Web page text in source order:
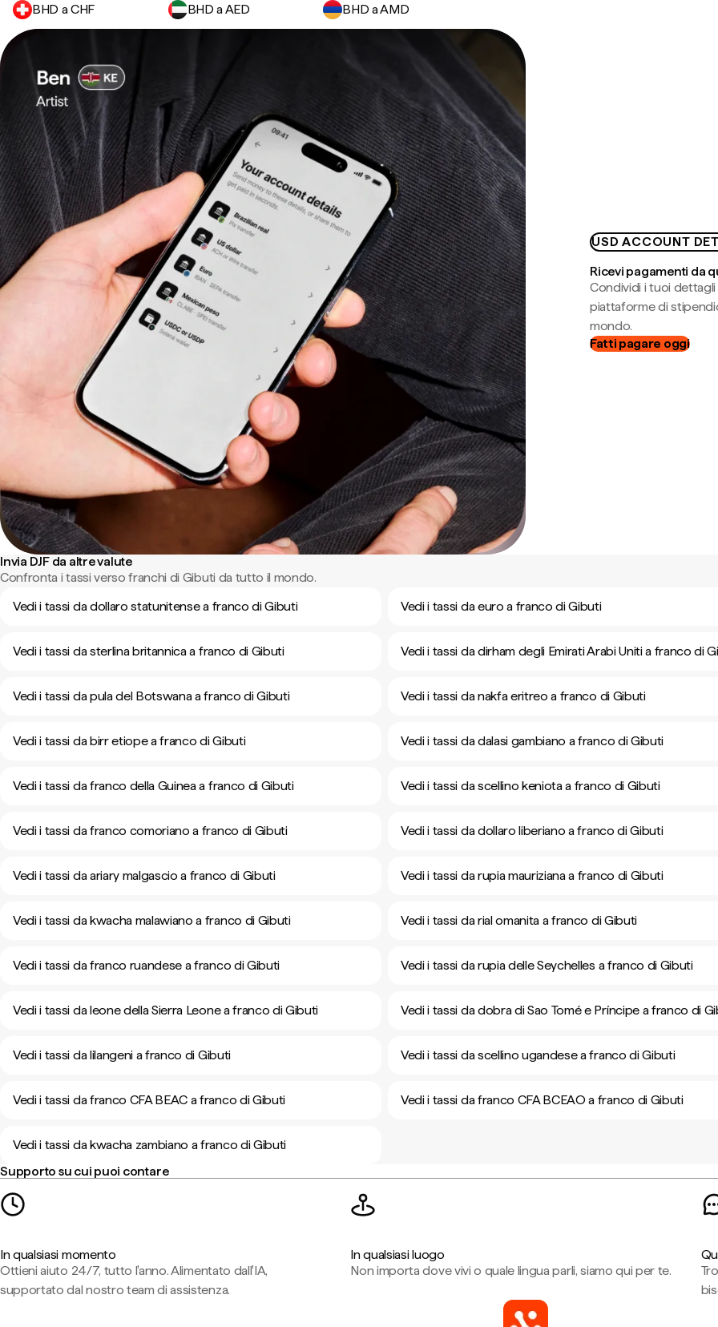
BHD a CHF BHD a AED BHD a AMD
USD ACCOUNT
Ricevi pagamenti da
Condividi i tuoi dettagli
piattaforme di
mondo.
Fatti pagare oggi
Invia DJF da altre valute
Confronta i tassi verso franchi di Gibuti da tutto il mondo.
Vedi i tassi da dollaro statunitense a franco di Gibuti
Vedi i tassi da euro a franco di Gibuti
Vedi i tassi da sterlina britannica a franco di Gibuti Vedi i tassi da dirham degli Emirati Arabi Uniti a franco di
Vedi i tassi da pula del Botswana a franco di Gibuti Vedi i tassi da nakfa eritreo a franco di Gibuti
Vedi i tassi da birr etiope a franco di Gibuti Vedi i tassi da dalasi gambiano a franco di Gibuti
Vedi i tassi da franco della Guinea a franco di Gibuti Vedi i tassi da scellino keniota a franco di Gibuti
Vedi i tassi da franco comoriano a franco di Gibuti Vedi i tassi da dollaro liberiano a franco di Gibuti
Vedi i tassi da ariary malgascio a franco di Gibuti Vedi i tassi da rupia mauriziana a franco di Gibuti
Vedi i tassi da kwacha malawiano a franco di Gibuti Vedi i tassi da rial omanita a franco di Gibuti
Vedi i tassi da franco ruandese a franco di Gibuti Vedi i tassi da rupia delle Seychelles a franco di Gibuti
Vedi i tassi da leone della Sierra Leone a franco di Gibuti Vedi i tassi da dobra di Sao Tomé e Príncipe a franco di
Vedi i tassi da lilangeni a franco di Gibuti Vedi i tassi da scellino ugandese a franco di Gibuti
Vedi i tassi da franco CFA BEAC a franco di Gibuti Vedi i tassi da franco CFA BCEAO a franco di Gibuti
Vedi i tassi da kwacha zambiano a franco di Gibuti
Supporto su cui puoi contare
In qualsiasi momento
Ottieni aiuto 24/7, tutto l'anno. Alimentato dall'IA,
supportato dal nostro team di assistenza.
In qualsiasi luogo
Non importa dove vivi o quale lingua parli, siamo qui per te.